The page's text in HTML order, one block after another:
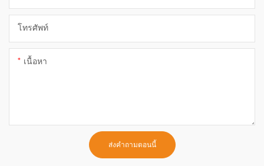
โทรศัพท์
เนื้อหา
ส่งคำถามตอนนี้